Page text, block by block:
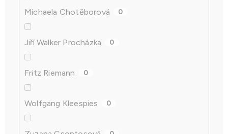
Michaela Chotěborová 0
Jiří Walker Procházka 0
Fritz Riemann 0
Wolfgang Kleespies 0